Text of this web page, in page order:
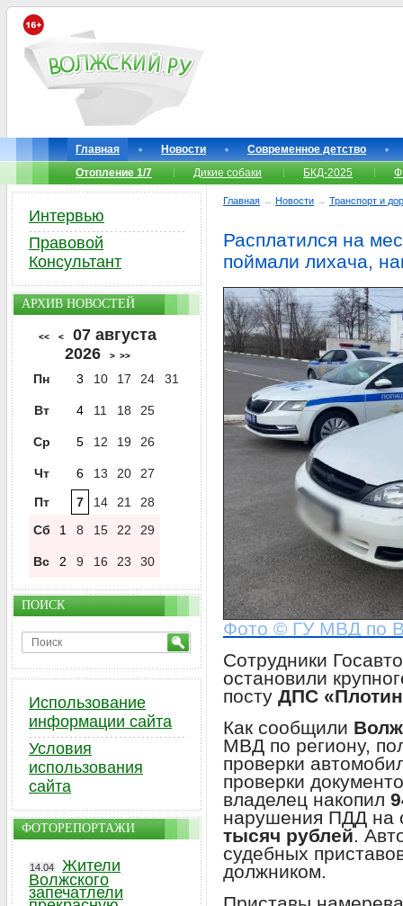
Главная Новости
Современное детство
Отопление 1/7
Дикие собаки БКД-2025
Главная → Новости → Транспорт и
Расплатился на
поймали лихача,
Фото © ГУ МВД по
Сотрудники
остановили
посту ДПС
Как сообщили
МВД по региону,
проверки
проверки
владелец накопил
нарушения ПДД
тысяч рублей.
судебных
должником.
Интервью
Правовой
Консультант
АРХИВ НОВОСТЕЙ
<< <
07 августа
2026
> >>
Пн 3 10 17 24 31
Вт 4 11 18 25
Ср 5 12 19 26
Чт 6 13 20
27
Пт
7 14 21
28
Сб
1 8 15 22 29
Вс 2 9 16 23 30
ПОИСК
Использование
информации сайта
Условия
использования
сайта
ФОТОРЕПОРТАЖИ
14.04
Жители
Волжского
запечатлели